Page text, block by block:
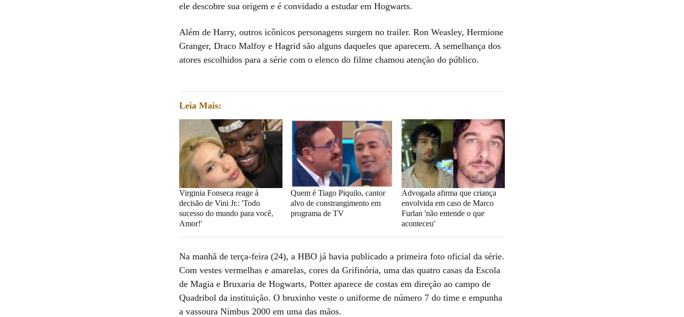
ele descobre sua origem e é convidado a estudar em Hogwarts.
Além de Harry, outros icônicos personagens surgem no trailer. Ron Weasley, Hermione
Granger, Draco Malfoy e Hagrid são alguns daqueles que aparecem. A semelhança dos
atores escolhidos para a série com o elenco do filme chamou atenção do público.
Leia Mais:
Virginia Fonseca reage à
decisão de Vini Jr.: 'Todo
sucesso do mundo para você,
Amor!'
Quem é Tiago Piquilo, cantor
alvo de constrangimento em
programa de TV
Advogada afirma que criança
envolvida em caso de Marco
Furlan 'não entende o que
aconteceu'
Na manhã de terça-feira (24), a HBO já havia publicado a primeira foto oficial da série.
Com vestes vermelhas e amarelas, cores da Grifinória, uma das quatro casas da Escola
de Magia e Bruxaria de Hogwarts, Potter aparece de costas em direção ao campo de
Quadribol da instituição. O bruxinho veste o uniforme de número 7 do time e empunha
a vassoura Nimbus 2000 em uma das mãos.